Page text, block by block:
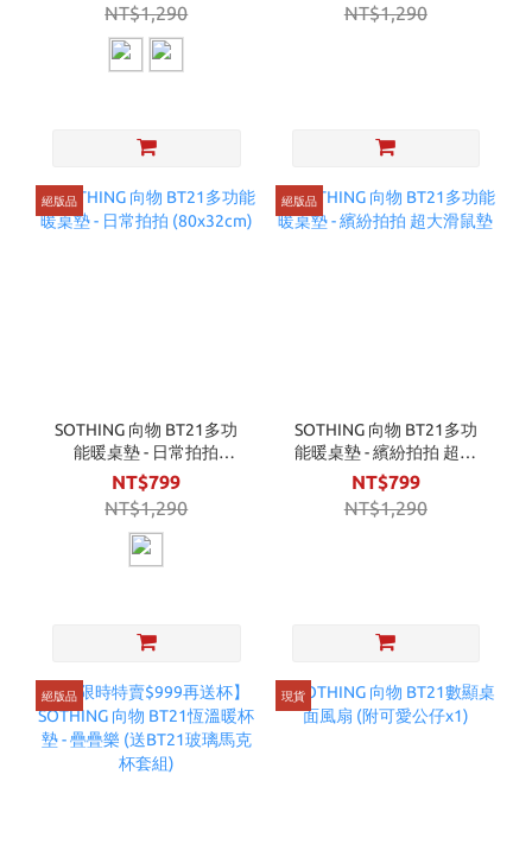
NT$1,290
NT$1,290
絕版品
SOTHING 向物 BT21多功
能暖桌墊 - 日常拍拍
(80x32cm)
NT$799
NT$1,290
絕版品
SOTHING 向物 BT21多功
能暖桌墊 - 繽紛拍拍 超大
滑鼠墊
NT$799
NT$1,290
絕版品 現貨